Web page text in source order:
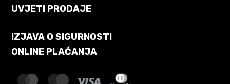
UVJETI PRODAJE
IZJAVA O SIGURNOSTI
ONLINE PLAĆANJA